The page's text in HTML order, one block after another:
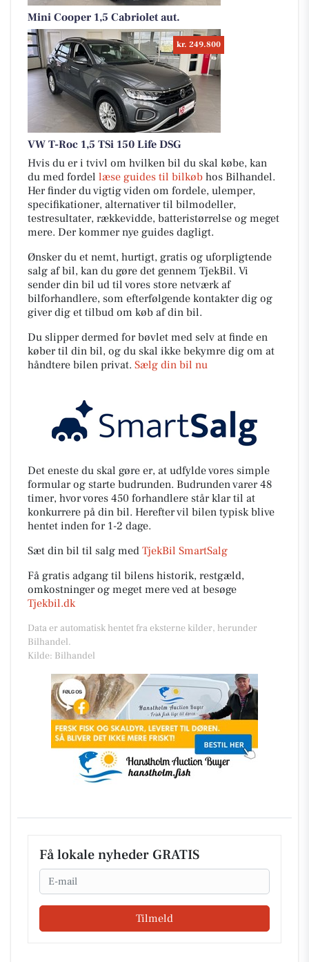
Mini Cooper 1,5 Cabriolet aut.
kr. 249.800
VW T-Roc 1,5 TSi 150 Life DSG
Hvis du er i tvivl om hvilken bil du skal købe, kan
du med fordel læse guides til bilkøb hos Bilhandel.
Her finder du vigtig viden om fordele, ulemper,
specifikationer, alternativer til bilmodeller,
testresultater, rækkevidde, batteristørrelse og meget
mere. Der kommer nye guides dagligt.
Ønsker du et nemt, hurtigt, gratis og uforpligtende
salg af bil, kan du gøre det gennem TjekBil. Vi
sender din bil ud til vores store netværk af
bilforhandlere, som efterfølgende kontakter dig og
giver dig et tilbud om køb af din bil.
Du slipper dermed for bøvlet med selv at finde en
køber til din bil, og du skal ikke bekymre dig om at
håndtere bilen privat. Sælg din bil nu
Det eneste du skal gøre er, at udfylde vores simple
formular og starte budrunden. Budrunden varer 48
timer, hvor vores 450 forhandlere står klar til at
konkurrere på din bil. Herefter vil bilen typisk blive
hentet inden for 1-2 dage.
Sæt din bil til salg med TjekBil SmartSalg
Få gratis adgang til bilens historik, restgæld,
omkostninger og meget mere ved at besøge
Tjekbil.dk
Data er automatisk hentet fra eksterne kilder, herunder
Bilhandel.
Kilde: Bilhandel
Få lokale nyheder GRATIS
Email
Tilmeld